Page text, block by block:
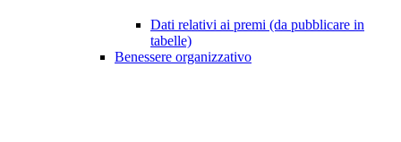
Dati relativi ai premi (da pubblicare in
tabelle)
Benessere organizzativo